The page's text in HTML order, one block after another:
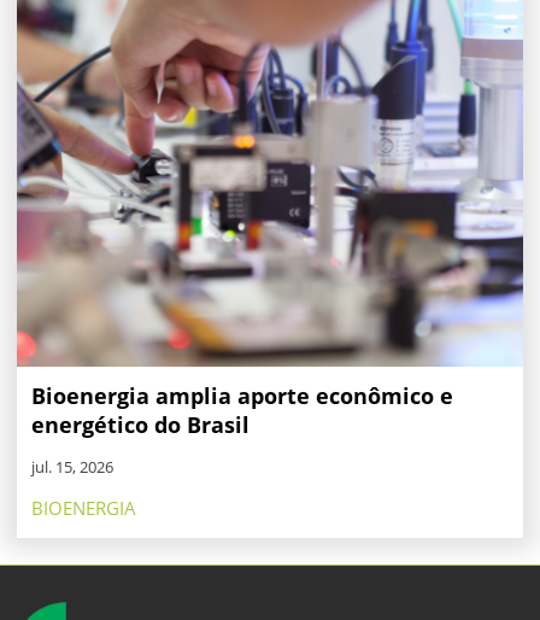
Bioenergia amplia aporte econômico e
energético do Brasil
jul. 15, 2026
BIOENERGIA